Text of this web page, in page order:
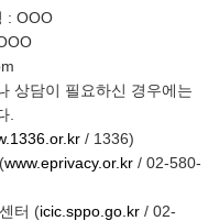
: OOO
상담이 필요하신 경우에는
.
/ 1336)
www.eprivacy.or.kr / 02-580-
터 (icic.sppo.go.kr / 02-